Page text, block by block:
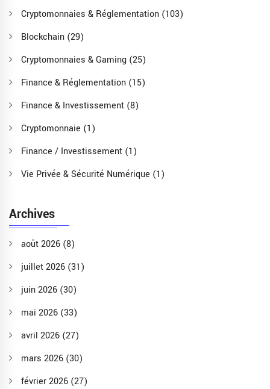
Cryptomonnaies & Réglementation (103)
Blockchain (29)
Cryptomonnaies & Gaming (25)
Finance & Réglementation (15)
Finance & Investissement (8)
Cryptomonnaie (1)
Finance / Investissement (1)
Vie Privée & Sécurité Numérique (1)
Archives
août 2026 (8)
juillet 2026 (31)
juin 2026 (30)
mai 2026 (33)
avril 2026 (27)
mars 2026 (30)
février 2026 (27)